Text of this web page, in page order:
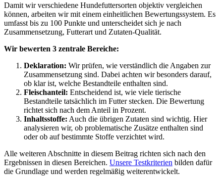
Damit wir verschiedene Hundefuttersorten objektiv vergleichen
können, arbeiten wir mit einem einheitlichen Bewertungssystem. Es
umfasst bis zu 100 Punkte und unterscheidet sich je nach
Zusammensetzung, Futterart und Zutaten-Qualität.
Wir bewerten 3 zentrale Bereiche:
Deklaration: Wir prüfen, wie verständlich die Angaben zur
Zusammensetzung sind. Dabei achten wir besonders darauf,
ob klar ist, welche Bestandteile enthalten sind.
Fleischanteil: Entscheidend ist, wie viele tierische
Bestandteile tatsächlich im Futter stecken. Die Bewertung
richtet sich nach dem Anteil in Prozent.
Inhaltsstoffe: Auch die übrigen Zutaten sind wichtig. Hier
analysieren wir, ob problematische Zusätze enthalten sind
oder ob auf bestimmte Stoffe verzichtet wird.
Alle weiteren Abschnitte in diesem Beitrag richten sich nach den
Ergebnissen in diesen Bereichen. Unsere Testkriterien bilden dafür
die Grundlage und werden regelmäßig weiterentwickelt.